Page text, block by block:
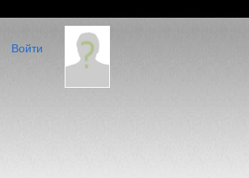
Войти